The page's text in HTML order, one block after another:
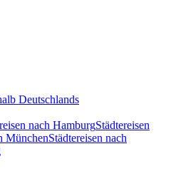
Deutschlands
nach HamburgStädtereisen
MünchenStädtereisen nach